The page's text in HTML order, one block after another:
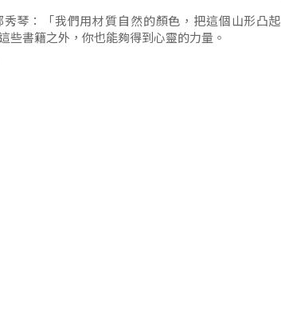
琴：「我們用材質自然的顏色，把這個山形凸起
些書籍之外，你也能夠得到心靈的力量。